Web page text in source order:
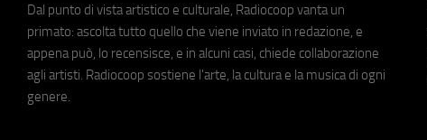
Dal punto di vista artistico e culturale, Radiocoop vanta un
primato: ascolta tutto quello che viene inviato in redazione, e
appena può, lo recensisce, e in alcuni casi, chiede collaborazione
agli artisti. Radiocoop sostiene l'arte, la cultura e la musica di ogni
genere.